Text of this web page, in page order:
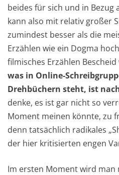
beides für sich und in Bezug
kann also mit relativ großer
zumindest besser als die
Erzählen wie ein Dogma
filmisches Erzählen Bescheid
was in Online-
Drehbüchern steht, ist
denke, es ist gar nicht so
Moment meinen könnte, zu
denn tatsächlich radikales
der hier kritisierten engen
Im ersten Moment wird man